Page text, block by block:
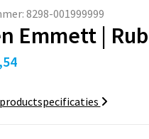
8298-001999999
Emmett |